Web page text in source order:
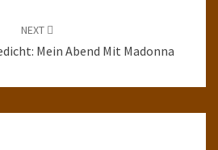
NEXT
Mein Abend Mit Madonna